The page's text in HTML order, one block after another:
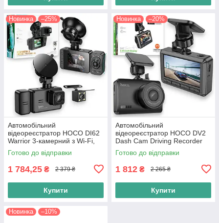
Новинка –25%
Автомобільний
відеореєстратор HOCO DI62
Warrior 3-камерний з Wi-Fi,
720p фронт/480p зад/480p
салон, 2" дисплей
Готово до відправки
1 784,25 ₴ 2 379 ₴
Купити
Новинка –20%
Автомобільний
відеореєстратор HOCO DV2
Dash Cam Driving Recorder
Відеореєстратор для авто з
дисплеєм, чорний
Готово до відправки
1 812 ₴ 2 265 ₴
Купити
Новинка –10%